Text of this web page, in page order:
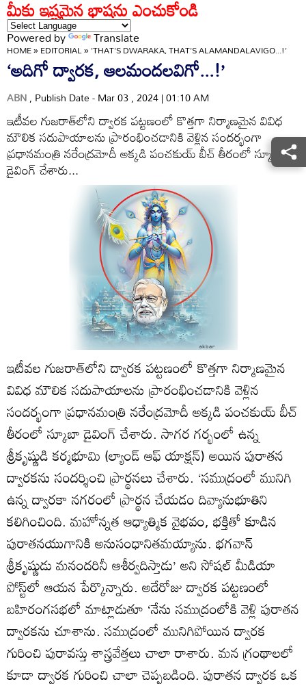
మీకు ఇష్టమైన భాషను ఎంచుకోండి
Powered by Translate
HOME»EDITORIAL»'THAT'S DWARAKA, THAT'S ALAMANDALAVIGO...!'
‘అదిగో ద్వారక, ఆలమందలవిగో...!’
ABN, Publish Date - Mar 03 , 2024 | 01:10 AM
ఇటీవల గుజరాత్‌లోని ద్వారక పట్టణంలో కొత్తగా నిర్మాణమైన వివిధ
మౌలిక సదుపాయాలను ప్రారంభించడానికి వెళ్లిన సందర్భంగా
ప్రధానమంత్రి నరేంద్రమోదీ అక్కడి పంచకుయ్ బీచ్ తీరంలో స్కూబా
డైవింగ్ చేశారు...
ఇటీవల గుజరాత్‌లోని ద్వారక పట్టణంలో కొత్తగా నిర్మాణమైన
వివిధ మౌలిక సదుపాయాలను ప్రారంభించడానికి వెళ్లిన
సందర్భంగా ప్రధానమంత్రి నరేంద్రమోదీ అక్కడి పంచకుయ్ బీచ్
తీరంలో స్కూబా డైవింగ్ చేశారు. సాగర గర్భంలో ఉన్న
శ్రీకృష్ణుడి కర్మభూమి (ల్యాండ్ ఆఫ్ యాక్షన్) అయిన పురాతన
ద్వారకను సందర్శించి ప్రార్థనలు చేశారు. ‘సముద్రంలో మునిగి
ఉన్న ద్వారకా నగరంలో ప్రార్థన చేయడం దివ్యానుభూతిని
కలిగించింది. మహోన్నత ఆధ్యాత్మిక వైభవం, భక్తితో కూడిన
పురాతనయుగానికి అనుసంధానితమయ్యాను. భగవాన్
శ్రీకృష్ణుడు మనందరినీ ఆశీర్వదిస్తాడు’ అని సోషల్‌ మీడియా
పోస్ట్‌లో ఆయన పేర్కొన్నారు. అదేరోజు ద్వారక పట్టణంలో
బహిరంగసభలో మాట్లాడుతూ ‘నేను సముద్రంలోకి వెళ్లి పురాతన
ద్వారకను చూశాను. సముద్రంలో మునిగిపోయిన ద్వారక
గురించి పురావస్తు శాస్త్రవేత్తలు చాలా రాశారు. మన గ్రంథాలలో
కూడా ద్వారక గురించి చాలా చెప్పబడింది. పురాతన ద్వారక ఒక